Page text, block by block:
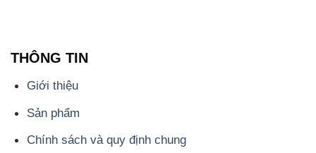
THÔNG TIN
Giới thiệu
Sản phẩm
Chính sách và quy định chung